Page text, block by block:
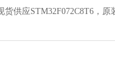
货供应STM32F072C8T6，